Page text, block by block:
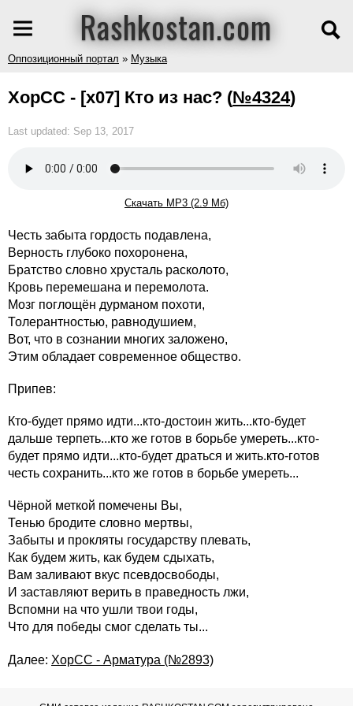
Rashkostan.com
Оппозиционный портал » Музыка
ХорСС - [x07] Кто из нас? (№4324)
Last updated: Sep 13, 2017
Скачать MP3 (2.9 Мб)
Честь забыта гордость подавлена,
Верность глубоко похоронена,
Братство словно хрусталь расколото,
Кровь перемешана и перемолота.
Мозг поглощён дурманом похоти,
Толерантностью, равнодушием,
Вот, что в сознании многих заложено,
Этим обладает современное общество.
Припев:
Кто-будет прямо идти...кто-достоин жить...кто-будет
дальше терпеть...кто же готов в борьбе умереть...кто-
будет прямо идти...кто-будет драться и жить.кто-готов
честь сохранить...кто же готов в борьбе умереть...
Чёрной меткой помечены Вы,
Тенью бродите словно мертвы,
Забыты и прокляты государству плевать,
Как будем жить, как будем сдыхать,
Вам заливают вкус псевдосвободы,
И заставляют верить в праведность лжи,
Вспомни на что ушли твои годы,
Что для победы смог сделать ты...
Далее: ХорСС - Арматура (№2893)